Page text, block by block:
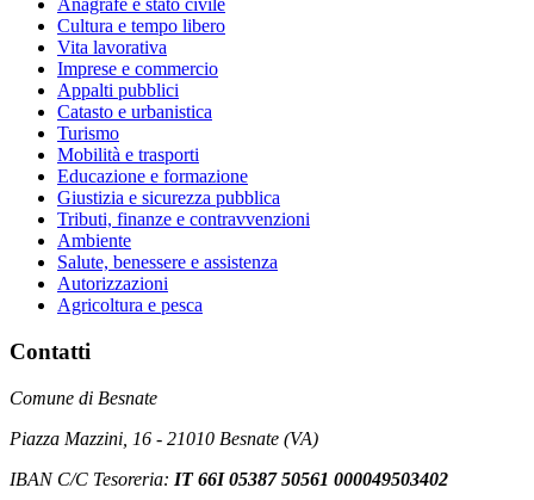
Anagrafe e stato civile
Cultura e tempo libero
Vita lavorativa
Imprese e commercio
Appalti pubblici
Catasto e urbanistica
Turismo
Mobilità e trasporti
Educazione e formazione
Giustizia e sicurezza pubblica
Tributi, finanze e contravvenzioni
Ambiente
Salute, benessere e assistenza
Autorizzazioni
Agricoltura e pesca
Contatti
Comune di Besnate
Piazza Mazzini, 16 - 21010 Besnate (VA)
IBAN C/C Tesoreria: IT 66I 05387 50561 000049503402